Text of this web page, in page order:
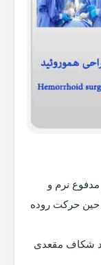
نرم و
حین حرکت روده
شکاف مقعدی